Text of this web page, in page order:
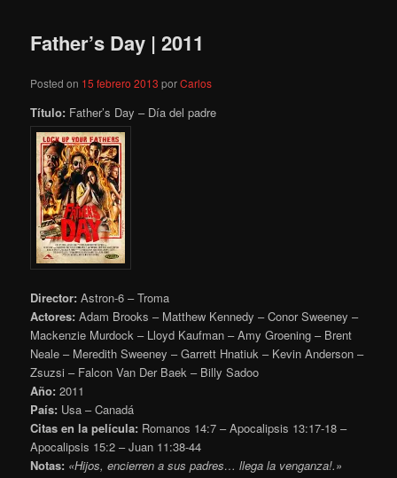
Father’s Day | 2011
Posted on 15 febrero 2013 porCarlos
Título: Father’s Day – Día del padre
Director: Astron-6 – Troma
Actores: Adam Brooks – Matthew Kennedy – Conor Sweeney –
Mackenzie Murdock – Lloyd Kaufman – Amy Groening – Brent
Neale – Meredith Sweeney – Garrett Hnatiuk – Kevin Anderson –
Zsuzsi – Falcon Van Der Baek – Billy Sadoo
Año: 2011
País: Usa – Canadá
Citas en la película: Romanos 14:7 – Apocalipsis 13:17-18 –
Apocalipsis 15:2 – Juan 11:38-44
Notas: «Hijos, encierren a sus padres… llega la venganza!.»